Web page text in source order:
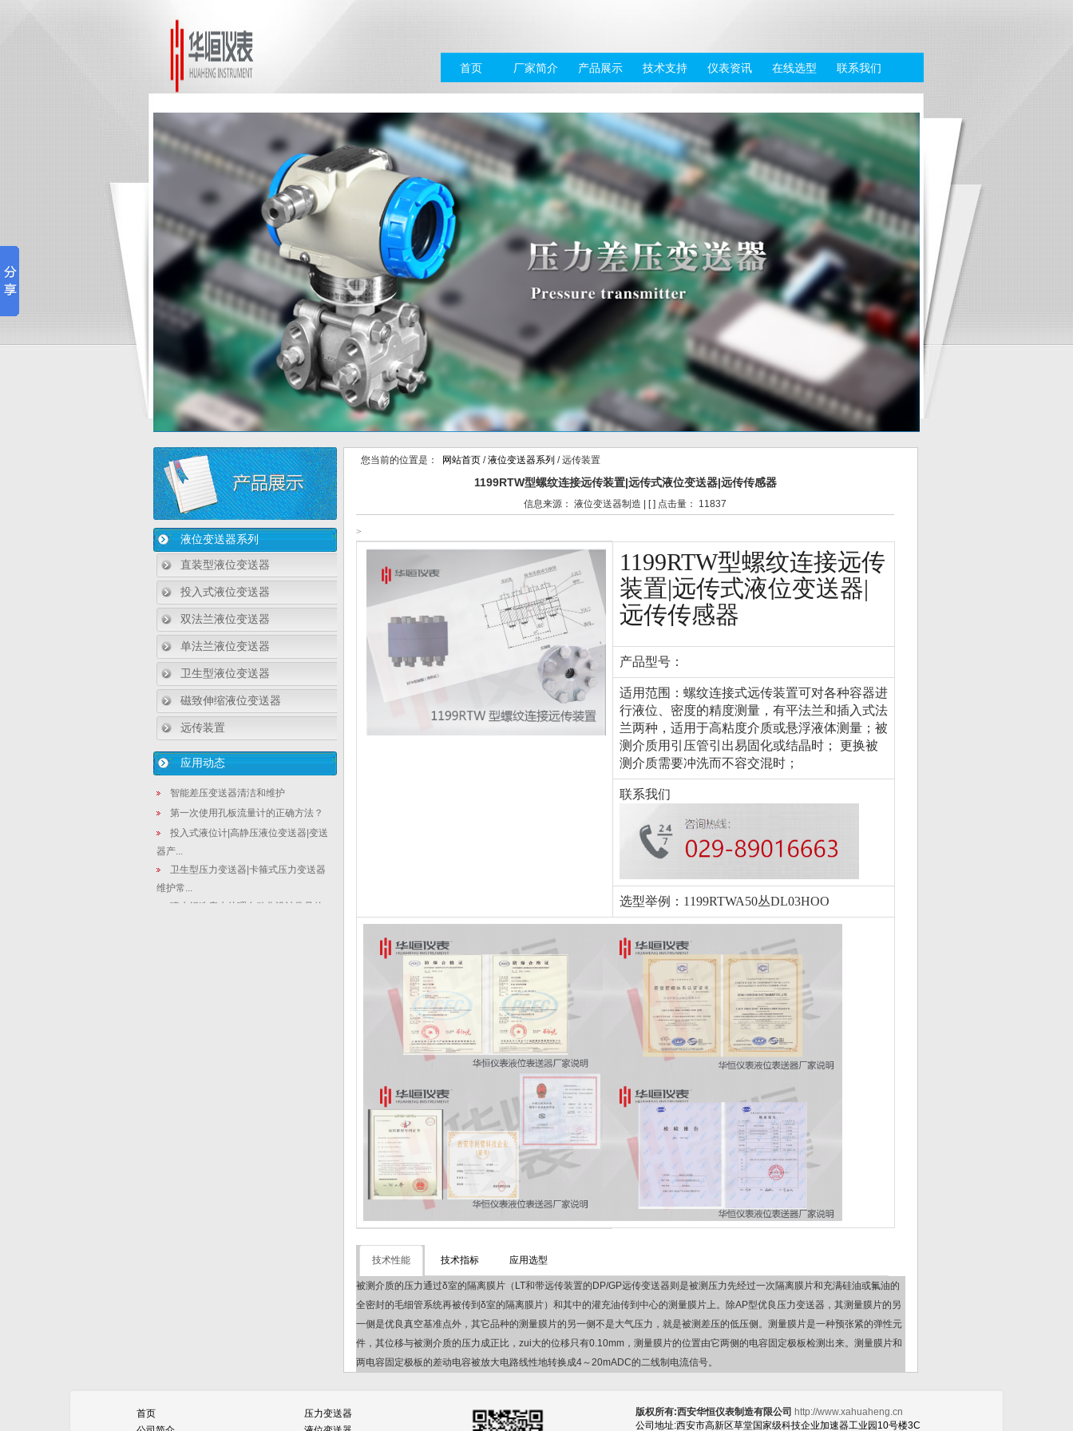
首页 厂家简介 产品展示 技术支持 仪表资讯 在线选型 联系我们
液位变送器系列
直装型液位变送器
投入式液位变送器
双法兰液位变送器
单法兰液位变送器
卫生型液位变送器
磁致伸缩液位变送器
远传装置
应用动态
智能差压变送器清洁和维护
第一次使用孔板流量计的正确方法？
投入式液位计|高静压液位变送器|变送
器产...
卫生型压力变送器|卡箍式压力变送器
维护常...
喷水织造废水处理自动化设计常见的
您当前的位置是： 网站首页 /液位变送器系列 / 远传装置
1199RTW型螺纹连接远传装置|远传式液位变送器|远传传感器
信息来源： 液位变送器制造 | [ ] 点击量： 11837
>
1199RTW型螺纹连接远传
装置|远传式液位变送器|
远传传感器
产品型号：
适用范围：螺纹连接式远传装置可对各种容器进
行液位、密度的精度测量，有平法兰和插入式法
兰两种，适用于高粘度介质或悬浮液体测量；被
测介质用引压管引出易固化或结晶时； 更换被
测介质需要冲洗而不容交混时；
联系我们
选型举例：1199RTWA50丛DL03HOO
技术性能 技术指标 应用选型
被测介质的压力通过δ室的隔离膜片（LT和带远传装置的DP/GP远传变送器则是被测压力先经过一次隔离膜片和充满硅油或氟油的
全密封的毛细管系统再被传到δ室的隔离膜片）和其中的灌充油传到中心的测量膜片上。除AP型优良压力变送器，其测量膜片的另
一侧是优良真空基准点外，其它品种的测量膜片的另一侧不是大气压力，就是被测差压的低压侧。测量膜片是一种预张紧的弹性元
件，其位移与被测介质的压力成正比，zui大的位移只有0.10mm，测量膜片的位置由它两侧的电容固定极板检测出来。测量膜片和
两电容固定极板的差动电容被放大电路线性地转换成4～20mADC的二线制电流信号。
首页
压力变送器
版权所有:西安华恒仪表制造有限公司 http://www.xahuaheng.cn
公司地址:西安市高新区草堂国家级科技企业加速器工业园10号楼3C